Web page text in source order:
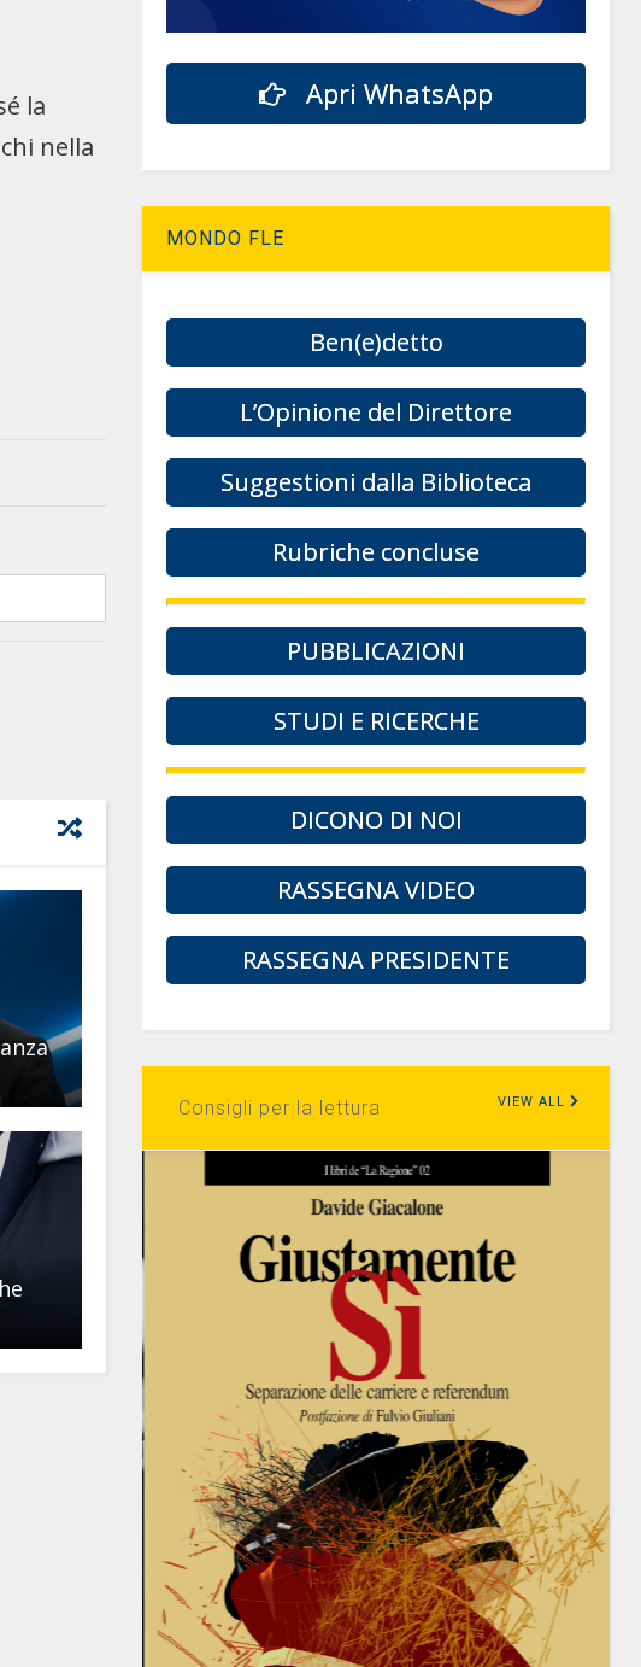
la
nella
Apri WhatsApp
MONDO FLE
Ben(e)detto
L’Opinione del Direttore
Suggestioni dalla Biblioteca
Rubriche concluse
PUBBLICAZIONI
STUDI E RICERCHE
DICONO DI NOI
RASSEGNA VIDEO
RASSEGNA PRESIDENTE
Consigli per la lettura VIEW ALL